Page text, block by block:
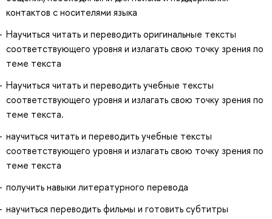
контактов с носителями языка
Научиться читать и переводить оригинальные тексты
соответствующего уровня и излагать свою точку зрения по
теме текста
Научиться читать и переводить учебные тексты
соответствующего уровня и излагать свою точку зрения по
теме текста.
научиться читать и переводить учебные тексты
соответствующего уровня и излагать свою точку зрения по
теме текста
получить навыки литературного перевода
научиться переводить фильмы и готовить субтитры